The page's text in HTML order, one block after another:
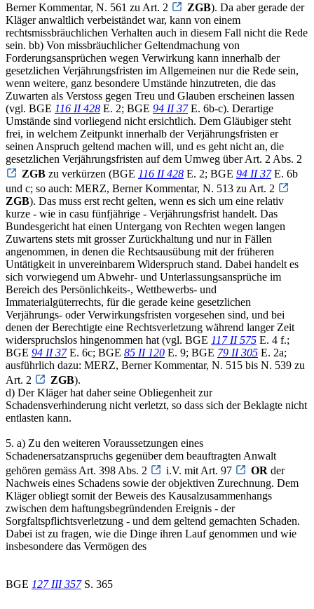
Berner Kommentar, N. 561 zu Art. 2
ZGB). Da aber gerade der
Kläger anwaltlich verbeiständet war, kann von einem
rechtsmissbräuchlichen Verhalten auch in diesem Fall nicht die Rede
sein. bb) Von missbräuchlicher Geltendmachung von
Forderungsansprüchen wegen Verwirkung kann innerhalb der
gesetzlichen Verjährungsfristen im Allgemeinen nur die Rede sein,
wenn weitere, ganz besondere Umstände hinzutreten, die das
Zuwarten als Verstoss gegen Treu und Glauben erscheinen lassen
(vgl. BGE 116 II 428 E. 2; BGE 94 II 37E. 6b-c). Derartige
Umstände sind vorliegend nicht ersichtlich. Dem Gläubiger steht
frei, in welchem Zeitpunkt innerhalb der Verjährungsfristen er
seinen Anspruch geltend machen will, und es geht nicht an, die
gesetzlichen Verjährungsfristen auf dem Umweg über Art. 2 Abs. 2
ZGB zu verkürzen (BGE 116 II 428 E. 2; BGE 94 II 37E. 6b
und c; so auch: MERZ, Berner Kommentar, N. 513 zu Art. 2
ZGB). Das muss erst recht gelten, wenn es sich um eine relativ
kurze - wie in casu fünfjährige - Verjährungsfrist handelt. Das
Bundesgericht hat einen Untergang von Rechten wegen langen
Zuwartens stets mit grosser Zurückhaltung und nur in Fällen
angenommen, in denen die Rechtsausübung mit der früheren
Untätigkeit in unvereinbarem Widerspruch stand. Dabei handelt es
sich vorwiegend um Abwehr- und Unterlassungsansprüche im
Bereich des Persönlichkeits-, Wettbewerbs- und
Immaterialgüterrechts, für die gerade keine gesetzlichen
Verjährungs- oder Verwirkungsfristen vorgesehen sind, und bei
denen der Berechtigte eine Rechtsverletzung während langer Zeit
widerspruchslos hingenommen hat (vgl. BGE 117 II 575 E. 4 f.;
BGE 94 II 37E. 6c; BGE 85 II 120 E. 9; BGE 79 II 305 E. 2a;
ausführlich dazu: MERZ, Berner Kommentar, N. 515 bis N. 539 zu
Art. 2
ZGB).
d) Der Kläger hat daher seine Obliegenheit zur
Schadensverhinderung nicht verletzt, so dass sich der Beklagte nicht
entlasten kann.
5. a) Zu den weiteren Voraussetzungen eines
Schadenersatzanspruchs gegenüber dem beauftragten Anwalt
gehören gemäss Art. 398 Abs. 2
i.V. mit Art. 97 OR der
Nachweis eines Schadens sowie der objektiven Zurechnung. Dem
Kläger obliegt somit der Beweis des Kausalzusammenhangs
zwischen dem haftungsbegründenden Ereignis - der
Sorgfaltspflichtsverletzung - und dem geltend gemachten Schaden.
Dabei ist zu fragen, wie die Dinge ihren Lauf genommen und wie
insbesondere das Vermögen des
BGE 127 III 357S. 365